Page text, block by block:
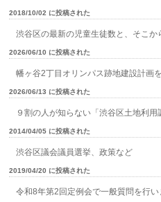
2018/10/02 に投稿された
渋谷区の最新の児童生徒数と、そこか
2026/06/10 に投稿された
幡ヶ谷2丁目オリンパス跡地建設計画
2026/06/13 に投稿された
９割の人が知らない「渋谷区土地利用
2014/04/05 に投稿された
渋谷区議会議員選挙、政策など
2019/04/20 に投稿された
令和8年第2回定例会で一般質問を行い